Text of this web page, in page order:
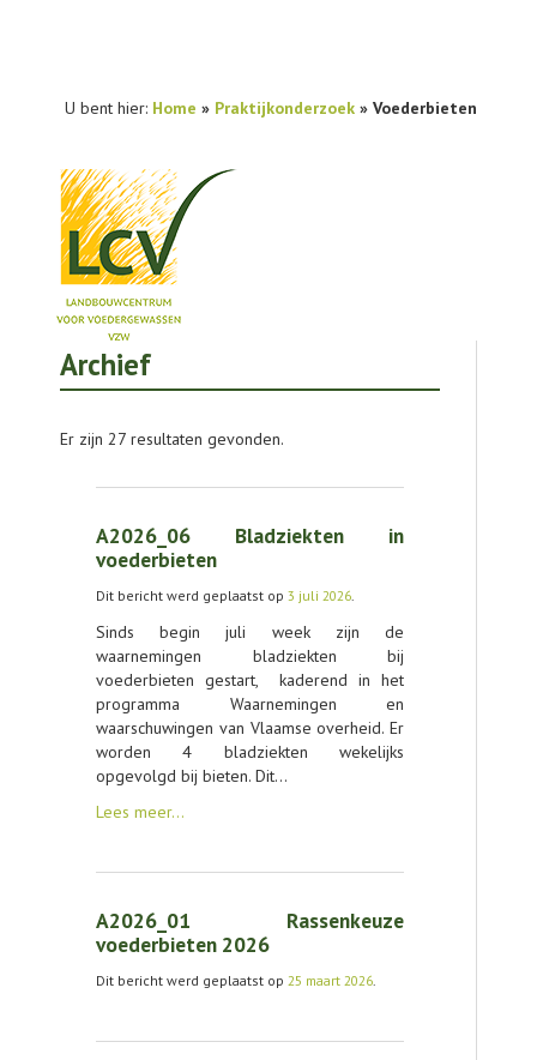
U bent hier: Home » Praktijkonderzoek » Voederbieten
NIEUWS
AGENDA
OVER LCV
CONTACT
Archief
Er zijn 27 resultaten gevonden.
A2026_06 Bladziekten in
voederbieten
Dit bericht werd geplaatst op 3 juli 2026.
Sinds begin juli week zijn de
waarnemingen bladziekten bij
voederbieten gestart, kaderend in het
programma Waarnemingen en
waarschuwingen van Vlaamse overheid. Er
worden 4 bladziekten wekelijks
opgevolgd bij bieten. Dit…
Lees meer…
A2026_01 Rassenkeuze
voederbieten 2026
Dit bericht werd geplaatst op 25 maart 2026.